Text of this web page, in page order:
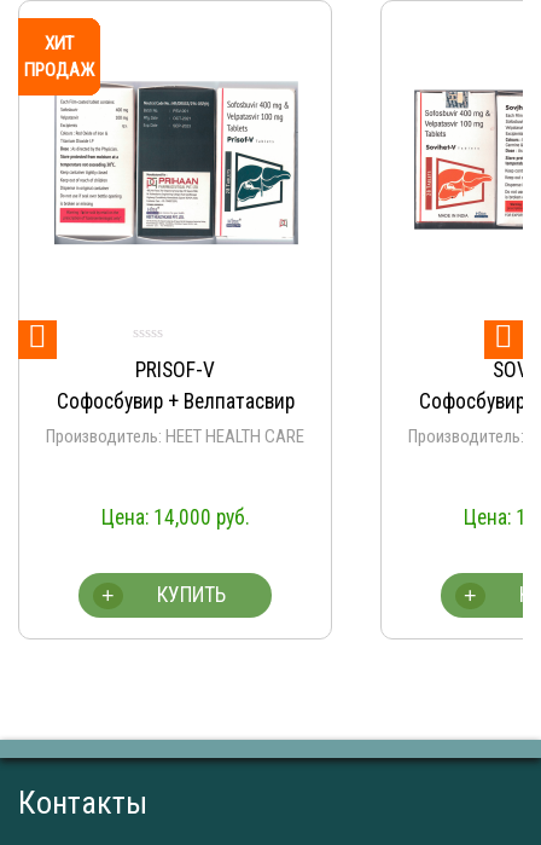
ХИТ
ПРОДАЖ
PRISOF-V
Софосбувир + Велпатасвир
Производитель: HEET HEALTH CARE
14,000 руб.
КУПИТЬ
+
ХИТ
ПРОДАЖ
Софосбувир
Производитель:
+
ХИТ
ПРОДАЖ
ХИТ
ПРОДАЖ
ХИТ
ПРОДАЖ
ХИТ
ПРОДАЖ
ХИТ
ПРОДАЖ
ХИТ
ПРОДАЖ
ХИТ
ПРОДАЖ
ХИТ
ПРОДАЖ
 
Контакты